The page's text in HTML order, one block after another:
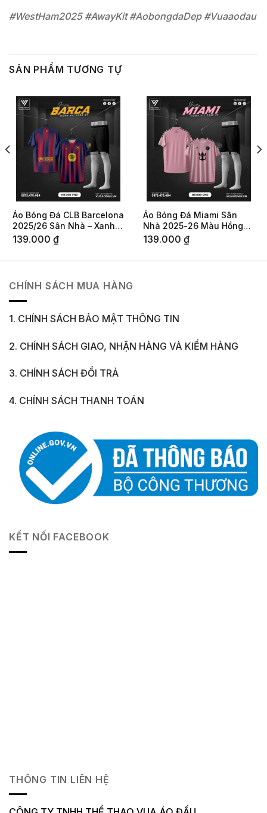
#WestHam2025 #AwayKit #AobongdaDep #Vuaaodau
SẢN PHẨM TƯƠNG TỰ
Áo Bóng Đá CLB Barcelona
2025/26 Sân Nhà – Xanh
Lam Đỏ Đô
139.000 ₫
Áo Bóng Đá Miami Sân
Nhà 2025-26 Màu Hồng
Pastel
139.000 ₫
CHÍNH SÁCH MUA HÀNG
1. CHÍNH SÁCH BẢO MẬT THÔNG TIN
2. CHÍNH SÁCH GIAO, NHẬN HÀNG VÀ KIỂM HÀNG
3. CHÍNH SÁCH ĐỔI TRẢ
4. CHÍNH SÁCH THANH TOÁN
KẾT NỐI FACEBOOK
THÔNG TIN LIÊN HỆ